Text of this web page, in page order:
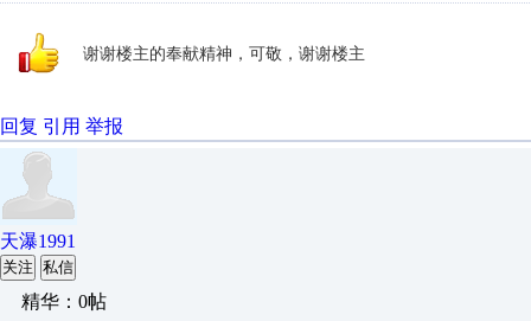
谢谢楼主的奉献精神，可敬，谢谢楼主
回复 引用 举报
天瀑1991
关注 私信
精华：0帖